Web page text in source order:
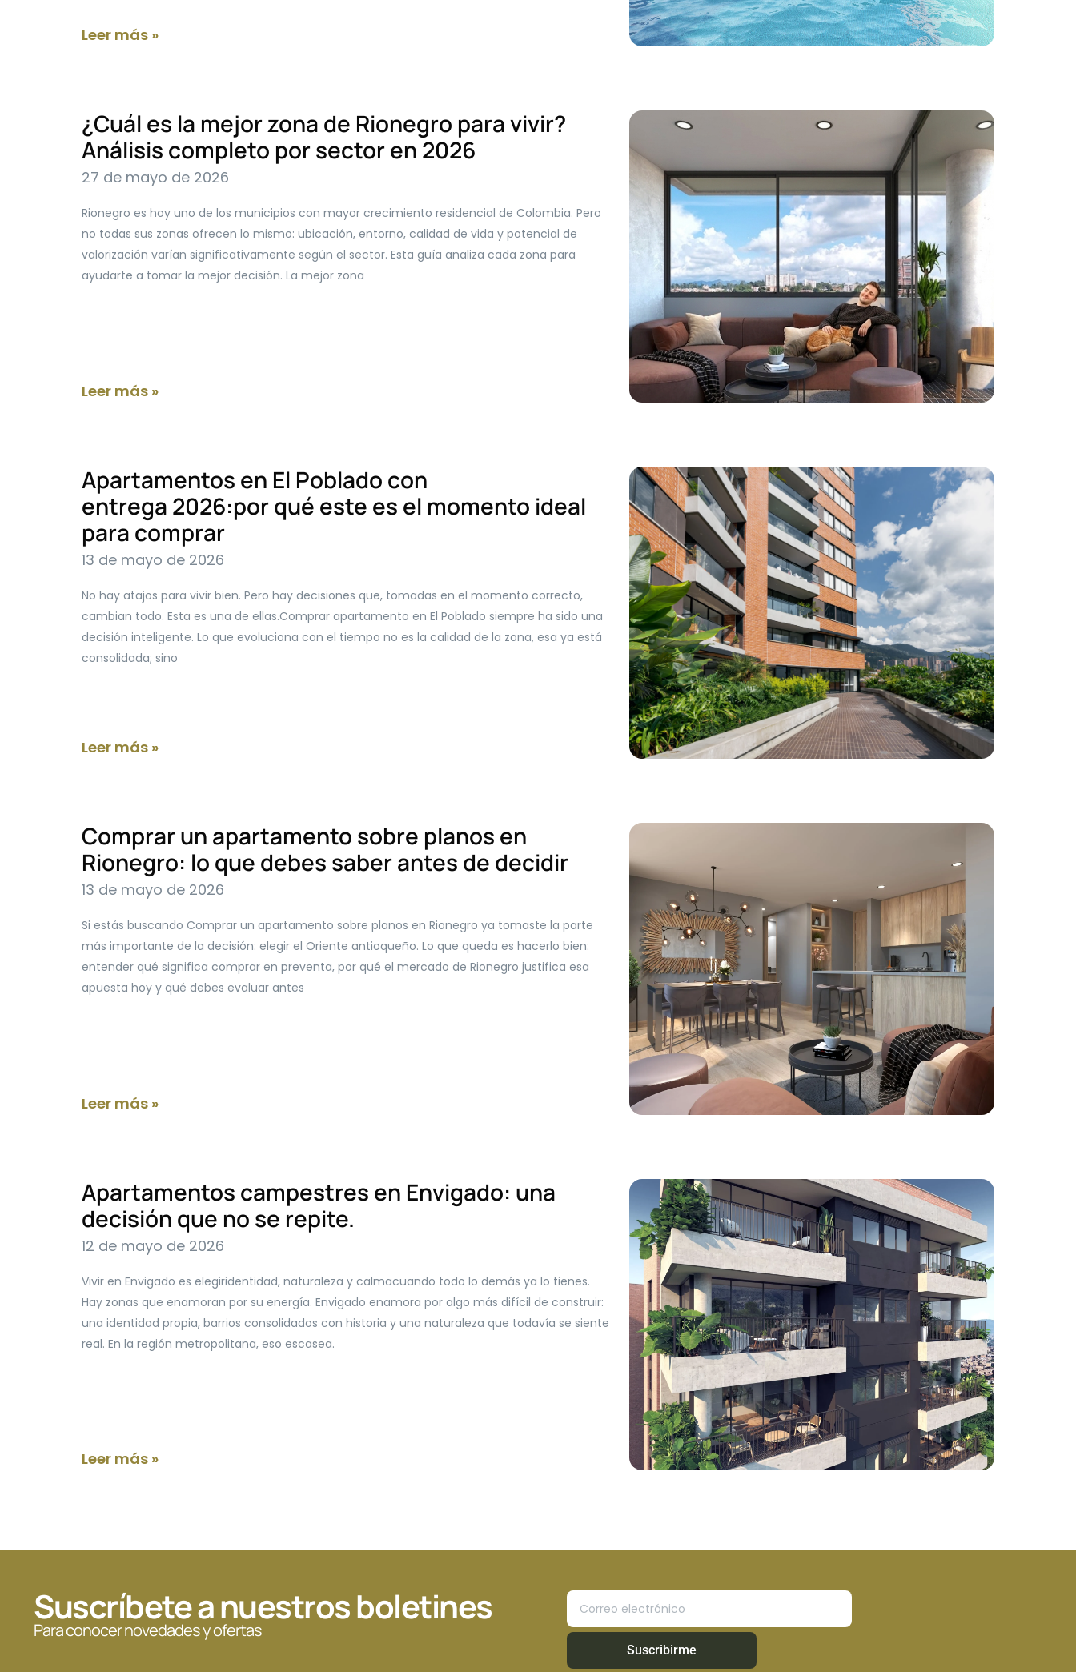
Leer más »
¿Cuál es la mejor zona de Rionegro para vivir?
Análisis completo por sector en 2026
27 de mayo de 2026
Rionegro es hoy uno de los municipios con mayor crecimiento residencial de Colombia. Pero
no todas sus zonas ofrecen lo mismo: ubicación, entorno, calidad de vida y potencial de
valorización varían significativamente según el sector. Esta guía analiza cada zona para
ayudarte a tomar la mejor decisión. La mejor zona
Leer más »
Apartamentos en El Poblado con
entrega 2026:por qué este es el momento ideal
para comprar
13 de mayo de 2026
No hay atajos para vivir bien. Pero hay decisiones que, tomadas en el momento correcto,
cambian todo. Esta es una de ellas.Comprar apartamento en El Poblado siempre ha sido una
decisión inteligente. Lo que evoluciona con el tiempo no es la calidad de la zona, esa ya está
consolidada; sino
Leer más »
Comprar un apartamento sobre planos en
Rionegro: lo que debes saber antes de decidir
13 de mayo de 2026
Si estás buscando Comprar un apartamento sobre planos en Rionegro ya tomaste la parte
más importante de la decisión: elegir el Oriente antioqueño. Lo que queda es hacerlo bien:
entender qué significa comprar en preventa, por qué el mercado de Rionegro justifica esa
apuesta hoy y qué debes evaluar antes
Leer más »
Apartamentos campestres en Envigado: una
decisión que no se repite.
12 de mayo de 2026
Vivir en Envigado es elegiridentidad, naturaleza y calmacuando todo lo demás ya lo tienes.
Hay zonas que enamoran por su energía. Envigado enamora por algo más difícil de construir:
una identidad propia, barrios consolidados con historia y una naturaleza que todavía se siente
real. En la región metropolitana, eso escasea.
Leer más »
Suscríbete a nuestros boletines
Para conocer novedades y ofertas
Suscribirme